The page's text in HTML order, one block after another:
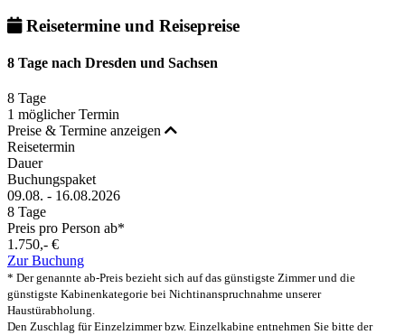
Reisetermine und Reisepreise
8 Tage nach Dresden und Sachsen
8 Tage
1 möglicher Termin
Preise & Termine anzeigen
Reisetermin
Dauer
Buchungspaket
09.08. - 16.08.2026
8 Tage
Preis pro Person ab*
1.750,- €
Zur Buchung
* Der genannte ab-Preis bezieht sich auf das günstigste Zimmer und die
günstigste Kabinenkategorie bei Nichtinanspruchnahme unserer
Haustürabholung.
Den Zuschlag für Einzelzimmer bzw. Einzelkabine entnehmen Sie bitte der